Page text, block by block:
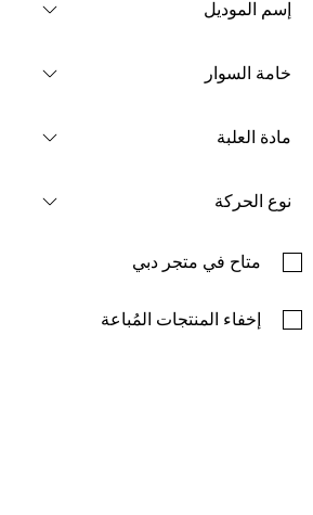
إسم الموديل
خامة السوار
مادة العلبة
نوع الحركة
متاح في متجر دبي
إخفاء المنتجات المُباعة